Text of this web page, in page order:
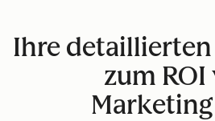
Ihre detaillierten
zum ROI